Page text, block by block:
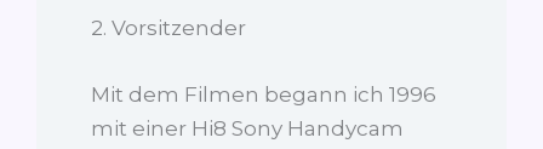
2. Vorsitzender
Mit dem Filmen begann ich 1996
mit einer Hi8 Sony Handycam